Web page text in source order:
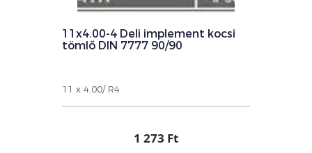
11x4.00-4 Deli implement kocsi
tömlő DIN 7777 90/90
11 x 4.00/ R4
1 273 Ft